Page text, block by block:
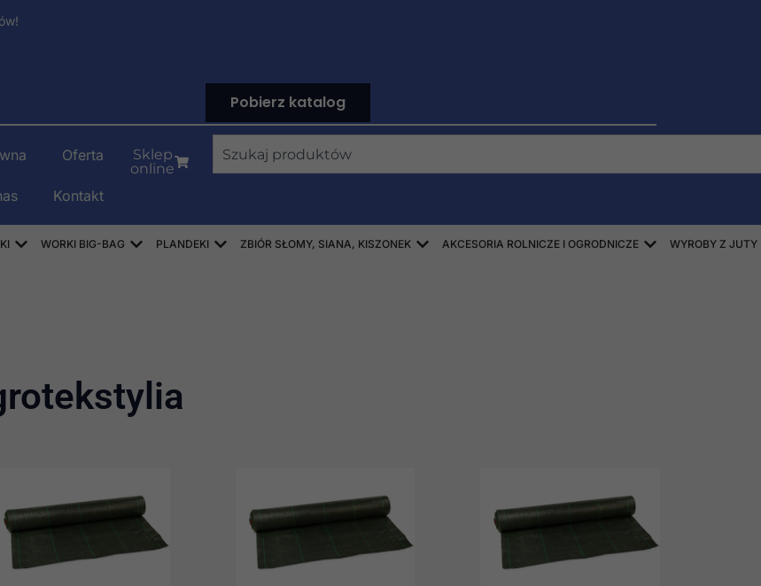
Pobierz katalog
Oferta
Kontakt
Sklep
online
Wyszukiwanie
Open WORKI RASZLOWE, AŻUROWE, SIATKI
WORKI BIG-BAG Open WORKI BIG-BAG
PLANDEKI Open PLANDEKI
ZBIÓR SŁOMY, SIANA, KISZONEK Open ZBIÓR SŁOMY, SIANA, KISZONEK
AKCESORIA ROLNICZE I OGRODNICZE OpenWYROBY Z JUTY